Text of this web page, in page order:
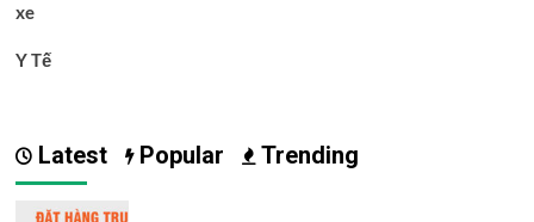
xe
Y Tế
Latest Popular Trending